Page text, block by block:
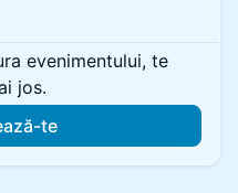
evenimentului, te
jos.
te